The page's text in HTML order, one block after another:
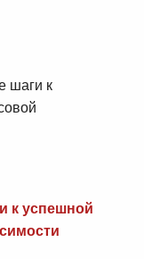
к успешной